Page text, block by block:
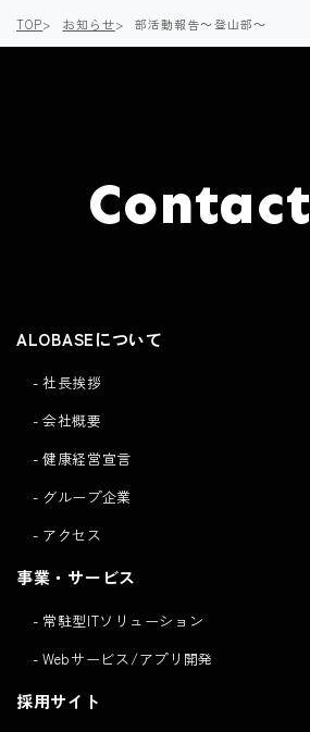
TOP お知らせ 部活動報告～登山部～
Contact
ALOBASEについて
社長挨拶
会社概要
健康経営宣言
グループ企業
アクセス
事業・サービス
常駐型ITソリューション
Webサービス/アプリ開発
採用サイト